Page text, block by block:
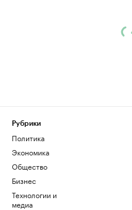
Рубрики
Политика
Экономика
Общество
Бизнес
Технологии и
медиа